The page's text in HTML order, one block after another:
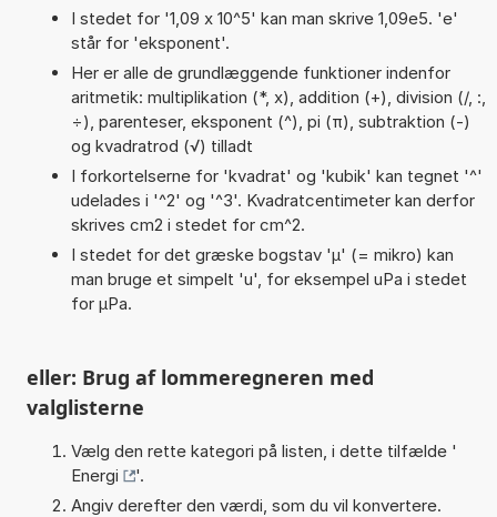
I stedet for '1,09 x 10^5' kan man skrive 1,09e5. 'e'
står for 'eksponent'.
Her er alle de grundlæggende funktioner indenfor
aritmetik: multiplikation (*, x), addition (+), division (/, :,
÷), parenteser, eksponent (^), pi (π), subtraktion (-)
og kvadratrod (√) tilladt
I forkortelserne for 'kvadrat' og 'kubik' kan tegnet '^'
udelades i '^2' og '^3'. Kvadratcentimeter kan derfor
skrives cm2 i stedet for cm^2.
I stedet for det græske bogstav 'µ' (= mikro) kan
man bruge et simpelt 'u', for eksempel uPa i stedet
for µPa.
eller: Brug af lommeregneren med
valglisterne
Vælg den rette kategori på listen, i dette tilfælde '
Energi
'.
Angiv derefter den værdi, som du vil konvertere.